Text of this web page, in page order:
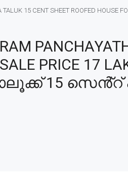
TALUK 15 CENT SHEET ROOFED
SALE PRICE
15 സെൻ്റ്